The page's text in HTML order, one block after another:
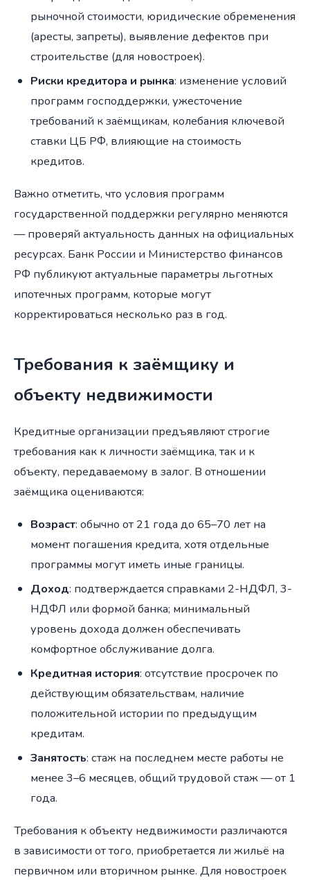
рыночной стоимости, юридические обременения
(аресты, запреты), выявление дефектов при
строительстве (для новостроек).
Риски кредитора и рынка: изменение условий
программ господдержки, ужесточение
требований к заёмщикам, колебания ключевой
ставки ЦБ РФ, влияющие на стоимость
кредитов.
Важно отметить, что условия программ
государственной поддержки регулярно меняются
— проверяй актуальность данных на официальных
ресурсах. Банк России и Министерство финансов
РФ публикуют актуальные параметры льготных
ипотечных программ, которые могут
корректироваться несколько раз в год.
Требования к заёмщику и
объекту недвижимости
Кредитные организации предъявляют строгие
требования как к личности заёмщика, так и к
объекту, передаваемому в залог. В отношении
заёмщика оцениваются:
Возраст: обычно от 21 года до 65–70 лет на
момент погашения кредита, хотя отдельные
программы могут иметь иные границы.
Доход: подтверждается справками 2-НДФЛ, 3-
НДФЛ или формой банка; минимальный
уровень дохода должен обеспечивать
комфортное обслуживание долга.
Кредитная история: отсутствие просрочек по
действующим обязательствам, наличие
положительной истории по предыдущим
кредитам.
Занятость: стаж на последнем месте работы не
менее 3–6 месяцев, общий трудовой стаж — от 1
года.
Требования к объекту недвижимости различаются
в зависимости от того, приобретается ли жильё на
первичном или вторичном рынке. Для новостроек